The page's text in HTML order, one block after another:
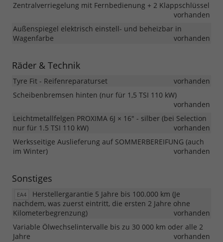
Zentralverriegelung mit Fernbedienung + 2 Klappschlüssel
vorhanden
Außenspiegel elektrisch einstell- und beheizbar in
Wagenfarbe
vorhanden
Räder & Technik
Tyre Fit - Reifenreparaturset
vorhanden
Scheibenbremsen hinten (nur für 1,5 TSI 110 kW)
vorhanden
Leichtmetallfelgen PROXIMA 6J × 16" - silber (bei Selection
nur für 1.5 TSI 110 kW)
vorhanden
Werksseitige Auslieferung auf SOMMERBEREIFUNG (auch
im Winter)
vorhanden
Sonstiges
EA4
Herstellergarantie 5 Jahre bis 100.000 km (Je
nachdem, was zuerst eintritt, die ersten 2 Jahre ohne
Kilometerbegrenzung)
vorhanden
Variable Ölwechselintervalle bis zu 30 000 km oder alle 2
Jahre
vorhanden